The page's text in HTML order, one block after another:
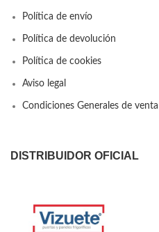
Política de envío
Política de devolución
Política de cookies
Aviso legal
Condiciones Generales de venta
DISTRIBUIDOR OFICIAL